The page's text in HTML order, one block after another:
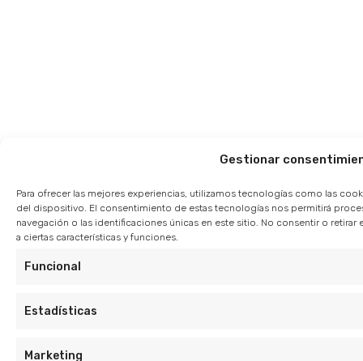
Gestionar
Para ofrecer las mejores experiencias, utilizamos tecnologías como las
del dispositivo. El consentimiento de estas tecnologías nos permitirá
navegación o las identificaciones únicas en este sitio. No consentir o
a ciertas características y funciones.
Funcional
Estadísticas
Marketing